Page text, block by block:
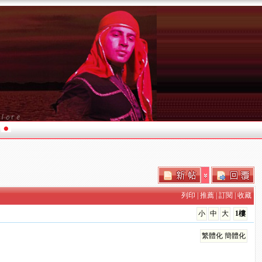
列印 |推薦 |訂閱 |收藏
1樓
大
中
小
繁體化 簡體化